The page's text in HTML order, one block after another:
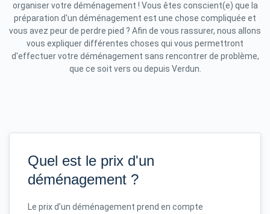
organiser votre déménagement ! Vous êtes conscient(e) que la
préparation d'un déménagement est une chose compliquée et
vous avez peur de perdre pied ? Afin de vous rassurer, nous allons
vous expliquer différentes choses qui vous permettront
d'effectuer votre déménagement sans rencontrer de problème,
que ce soit vers ou depuis Verdun.
Quel est le prix d'un
déménagement ?
Le prix d’un déménagement prend en compte